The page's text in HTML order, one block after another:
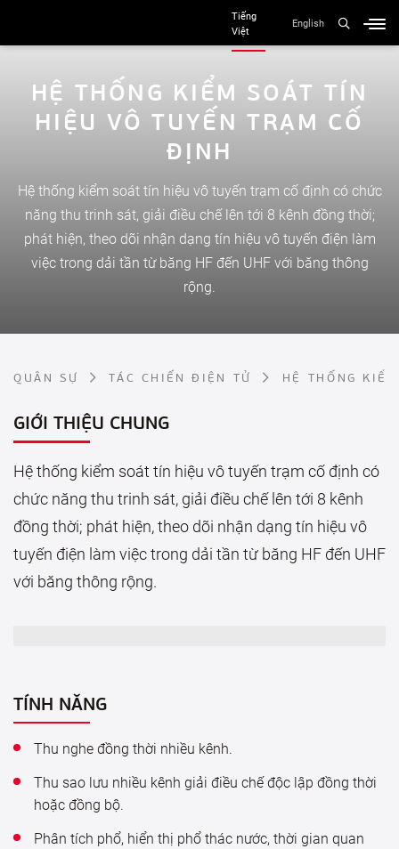
Tiếng
Việt
English
HỆ THỐNG KI ỂM SOÁT TÍN
H I ỆU VÔ TUYẾN TRẠM CỐ
ĐỊ NH
Hệ thống kiểm soát tín hiệu vô tuyến trạm cố định có chức
năng thu trinh sát, giải điều chế lên tới 8 kênh đồng thời;
phát hiện, theo dõi nhận dạng tín hiệu vô tuyến điện làm
việc trong dải tần từ băng HF đến UHF với băng thông
rộng.
QUÂN SỰ TÁC CHIẾN ĐIỆN TỬ HỆ THỐNG
GIỚI THIỆU CHUNG
Hệ thống kiểm soát tín hiệu vô tuyến trạm cố định có
chức năng thu trinh sát, giải điều chế lên tới 8 kênh
đồng thời; phát hiện, theo dõi nhận dạng tín hiệu vô
tuyến điện làm việc trong dải tần từ băng HF đến UHF
với băng thông rộng.
TÍNH NĂNG
Thu nghe đồng thời nhiều kênh.
Thu sao lưu nhiều kênh giải điều chế độc lập đồng thời
hoặc đồng bộ.
Phân tích phổ, hiển thị phổ thác nước, thời gian quan